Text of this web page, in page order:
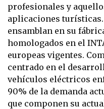
profesionales y
aplicaciones turísticas.
ensamblan en su
homologados en el
europeas vigentes.
centrado en el
vehículos eléctricos
90% de la demanda
que componen su